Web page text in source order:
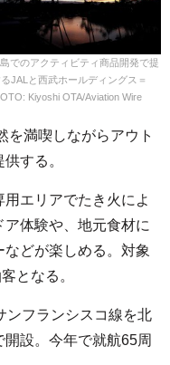
でのアクティビティ商品開発で提
JALと西武ホールディングス＝
Kiyoshi OTA/Aviation Wire
を満喫しながらアウト
する。
エリアでたき火によ
体験や、地元食材に
どが楽しめる。対象
となる。
フランシスコ線を北
設。今年で就航65周